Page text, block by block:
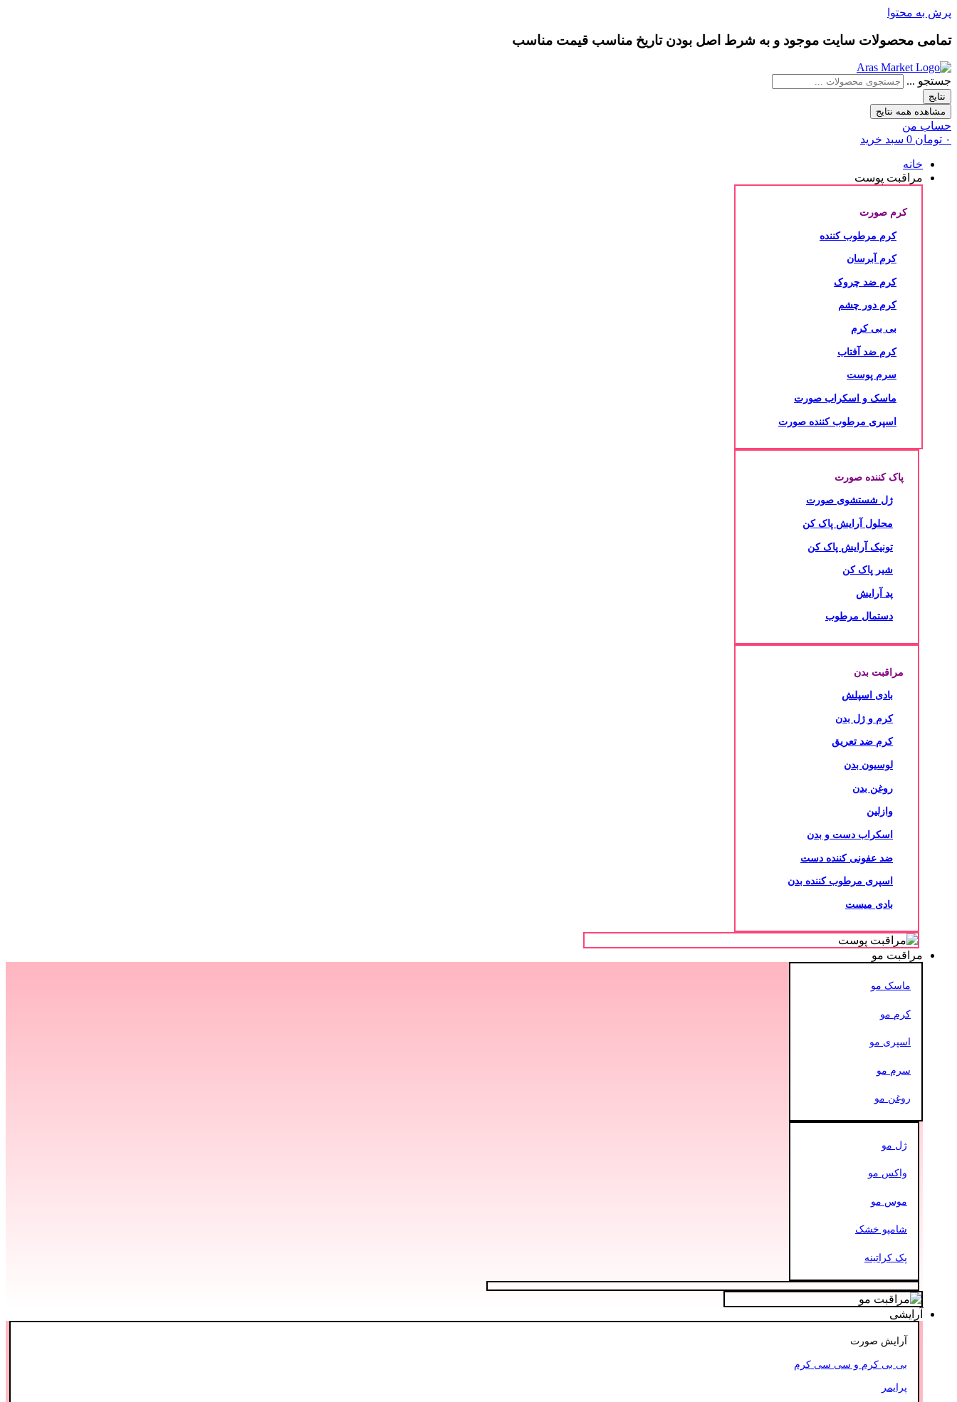
پرش به محتوا
تمامی محصولات سایت موجود و به شرط اصل بودنتاریخ مناسب قیمت مناسب
جستجو ...
نتایج
مشاهده همه نتایج
حساب من
۰ تومان 0 سبد خرید
خانه
مراقبت پوست
کرم صورت
کرم مرطوب کننده
کرم آبرسان
کرم ضد چروک
کرم دور چشم
بی بی کرم
کرم ضد آفتاب
سرم پوست
ماسک و اسکراب صورت
اسپری مرطوب کننده صورت
پاک کننده صورت
ژل شستشوی صورت
محلول آرایش پاک کن
تونیک آرایش پاک کن
شیر پاک کن
پد آرایش
دستمال مرطوب
مراقبت بدن
بادی اسپلش
کرم و ژل بدن
کرم ضد تعریق
لوسیون بدن
روغن بدن
وازلین
اسکراب دست و بدن
ضد عفونی کننده دست
اسپری مرطوب کننده بدن
بادی میست
مراقبت مو
ماسک مو
کرم مو
اسپری مو
سرم مو
روغن مو
ژل مو
واکس مو
موس مو
شامپو خشک
پک کراتینه
آرایشی
آرایش صورت
بی بی کرم و سی سی کرم
پرایمر